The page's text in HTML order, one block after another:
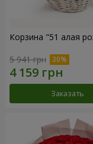
Корзина "51 алая
5 941 грн
Заказать